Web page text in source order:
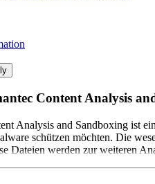
Content Analysis
Analysis and Sandboxing ist
schützen möchten. Die
Dateien werden zur weiteren